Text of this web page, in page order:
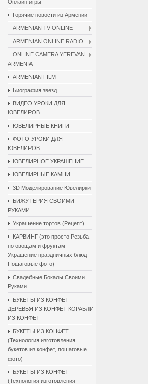
Онлайн игры
Горячие новости из Армении
ARMENIAN TV ONLINE
ARMENIAN ONLINE RADIO
ONLINE CAMERA YEREVAN
ARMENIA
ARMENIAN FILM
Биография звезд
ВИДЕО УРОКИ ДЛЯ
ЮВЕЛИРОВ
ЮВЕЛИРНЫЕ КНИГИ
ФОТО УРОКИ ДЛЯ
ЮВЕЛИРОВ
ЮВЕЛИРНОЕ УКРАШЕНИЕ
ЮВЕЛИРНЫЕ КАМНИ
3D Моделирование Ювелирки
БИЖУТЕРИЯ СВОИМИ
РУКАМИ
Украшение тортов (Рецепт)
КАРВИНГ (это просто Резьба
по овощам и фруктам
Украшение праздничных блюд
Пошаговые фото)
Свадебные Бокалы Cвоими
Pуками
БУКЕТЫ ИЗ КОНФЕТ
ДЕРЕВЬЯ ИЗ КОНФЕТ КОРАБЛИ
ИЗ КОНФЕТ
БУКЕТЫ ИЗ КОНФЕТ
(Технология изготовления
букетов из конфет, пошаговые
фото)
БУКЕТЫ ИЗ КОНФЕТ
(Технология изготовления